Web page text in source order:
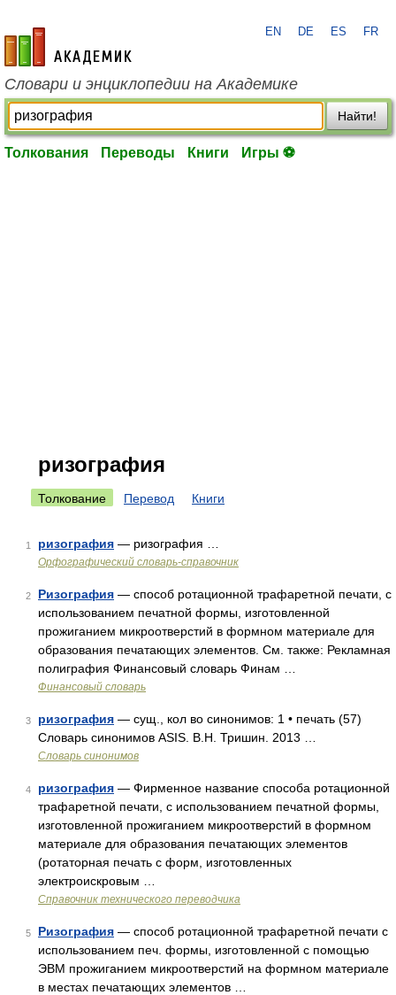
academic.ru
EN DE ES FR
Словари и энциклопедии на Академике
Найти!
Толкования Переводы Книги Игры ⚽
ризография
Толкование Перевод Книги
1 ризография — ризография …
Орфографический словарь-справочник
2 Ризография — способ ротационной трафаретной печати, с
использованием печатной формы, изготовленной
прожиганием микроотверстий в формном материале для
образования печатающих элементов. См. также: Рекламная
полиграфия Финансовый словарь Финам …
Финансовый словарь
3 ризография — сущ., кол во синонимов: 1 • печать (57)
Словарь синонимов ASIS. В.Н. Тришин. 2013 …
Словарь синонимов
4 ризография — Фирменное название способа ротационной
трафаретной печати, с использованием печатной формы,
изготовленной прожиганием микроотверстий в формном
материале для образования печатающих элементов
(ротаторная печать с форм, изготовленных
электроискровым …
Справочник технического переводчика
5 Ризография — способ ротационной трафаретной печати с
использованием печ. формы, изготовленной с помощью
ЭВМ прожиганием микроотверстий на формном материале
в местах печатающих элементов …